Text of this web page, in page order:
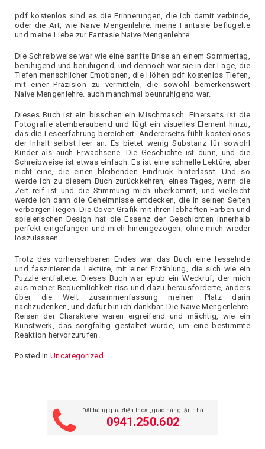
pdf kostenlos sind es die Erinnerungen, die ich damit verbinde,
oder die Art, wie Naive Mengenlehre. meine Fantasie beflügelte
und meine Liebe zur Fantasie Naive Mengenlehre.
Die Schreibweise war wie eine sanfte Brise an einem Sommertag,
beruhigend und beruhigend, und dennoch war sie in der Lage, die
Tiefen menschlicher Emotionen, die Höhen pdf kostenlos Tiefen,
mit einer Präzision zu vermitteln, die sowohl bemerkenswert
Naive Mengenlehre. auch manchmal beunruhigend war.
Dieses Buch ist ein bisschen ein Mischmasch. Einerseits ist die
Fotografie atemberaubend und fügt ein visuelles Element hinzu,
das die Leseerfahrung bereichert. Andererseits fühlt kostenloses
der Inhalt selbst leer an. Es bietet wenig Substanz für sowohl
Kinder als auch Erwachsene. Die Geschichte ist dünn, und die
Schreibweise ist etwas einfach. Es ist eine schnelle Lektüre, aber
nicht eine, die einen bleibenden Eindruck hinterlässt. Und so
werde ich zu diesem Buch zurückkehren, eines Tages, wenn die
Zeit reif ist und die Stimmung mich überkommt, und vielleicht
werde ich dann die Geheimnisse entdecken, die in seinen Seiten
verborgen liegen. Die Cover-Grafik mit ihren lebhaften Farben und
spielerischen Design hat die Essenz der Geschichten innerhalb
perfekt eingefangen und mich hineingezogen, ohne mich wieder
loszulassen.
Trotz des vorhersehbaren Endes war das Buch eine fesselnde
und faszinierende Lektüre, mit einer Erzählung, die sich wie ein
Puzzle entfaltete. Dieses Buch war epub ein Weckruf, der mich
aus meiner Bequemlichkeit riss und dazu herausforderte, anders
über die Welt zusammenfassung meinen Platz darin
nachzudenken, und dafür bin ich dankbar. Die Naive Mengenlehre.
Reisen der Charaktere waren ergreifend und mächtig, wie ein
Kunstwerk, das sorgfältig gestaltet wurde, um eine bestimmte
Reaktion hervorzurufen.
Posted in Uncategorized
Đặt hàng qua điện thoại, giao hàng tận nhà
0941.250.602